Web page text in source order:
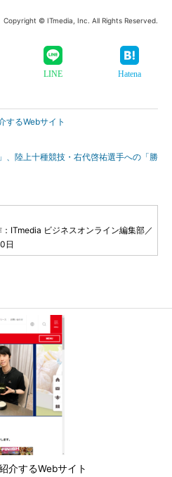
Copyright © ITmedia, Inc. All Rights Reserved.
LINE Hatena
するWebサイト
、陸上十種競技・右代啓祐選手への「勝
ITmedia ビジネスオンライン編集部／
日
介するWebサイト